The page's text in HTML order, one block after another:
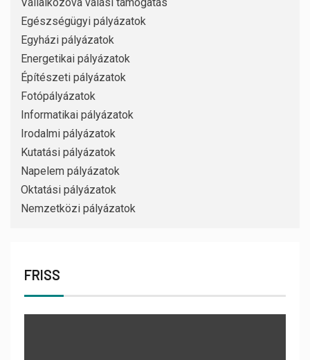
Vállalkozóvá válási támogatás
Egészségügyi pályázatok
Egyházi pályázatok
Energetikai pályázatok
Építészeti pályázatok
Fotópályázatok
Informatikai pályázatok
Irodalmi pályázatok
Kutatási pályázatok
Napelem pályázatok
Oktatási pályázatok
Nemzetközi pályázatok
FRISS